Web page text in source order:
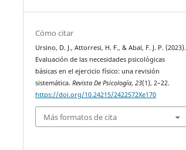
Cómo citar
Ursino, D. J., Attorresi, H. F., & Abal, F. J. P. (2023).
Evaluación de las necesidades psicológicas
básicas en el ejercicio físico: una revisión
sistemática.Revista De Psicología,23(1), 2–22.
https://doi.org/10.24215/2422572Xe170
Más formatos de cita